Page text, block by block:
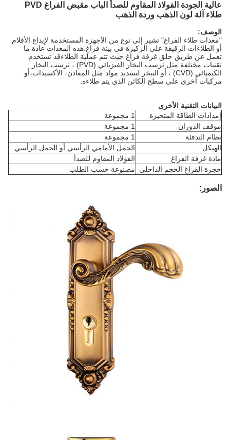
عالية الجودة الفولاذ المقاوم للصدأ الباب مقبض الفراغ PVD
طلاء آلة لون الذهب وردة الذهب
الوصف:
"معدات طلاء الفراغ" تشير إلى نوع من الأجهزة المستخدمة لإيداع الأفلام
أو الطلاءات الرقيقة على الركيزة في بيئة فراغ.هذه المعدات عادة ما
تعمل عن طريق خلق غرفة فراغ حيث تتم عملية الطلاءقد تستخدم
تقنيات مختلفة مثل ترسب البخار الفيزيائي (PVD) ، ترسب البخار
الكيميائي (CVD) ، أو التبخر لتسديد مواد مثل المعادن، الأكسيدات،أو
مركبات أخرى على سطح الكائن الذي يتم طلاءه.
البيانات التقنية الأخرى
إمدادات الطاقة المتحيزة
موقف الدوران
نظام التدفئة
الهيكل
الحمل الأمامي الرأسي أو الحمل الرأسي
مادة غرفة الفراغ
الفولاذ المقاوم للصدأ
حجرة الفراغ الحجم الداخلي
مصنوعة حسب الطلب
الصور: